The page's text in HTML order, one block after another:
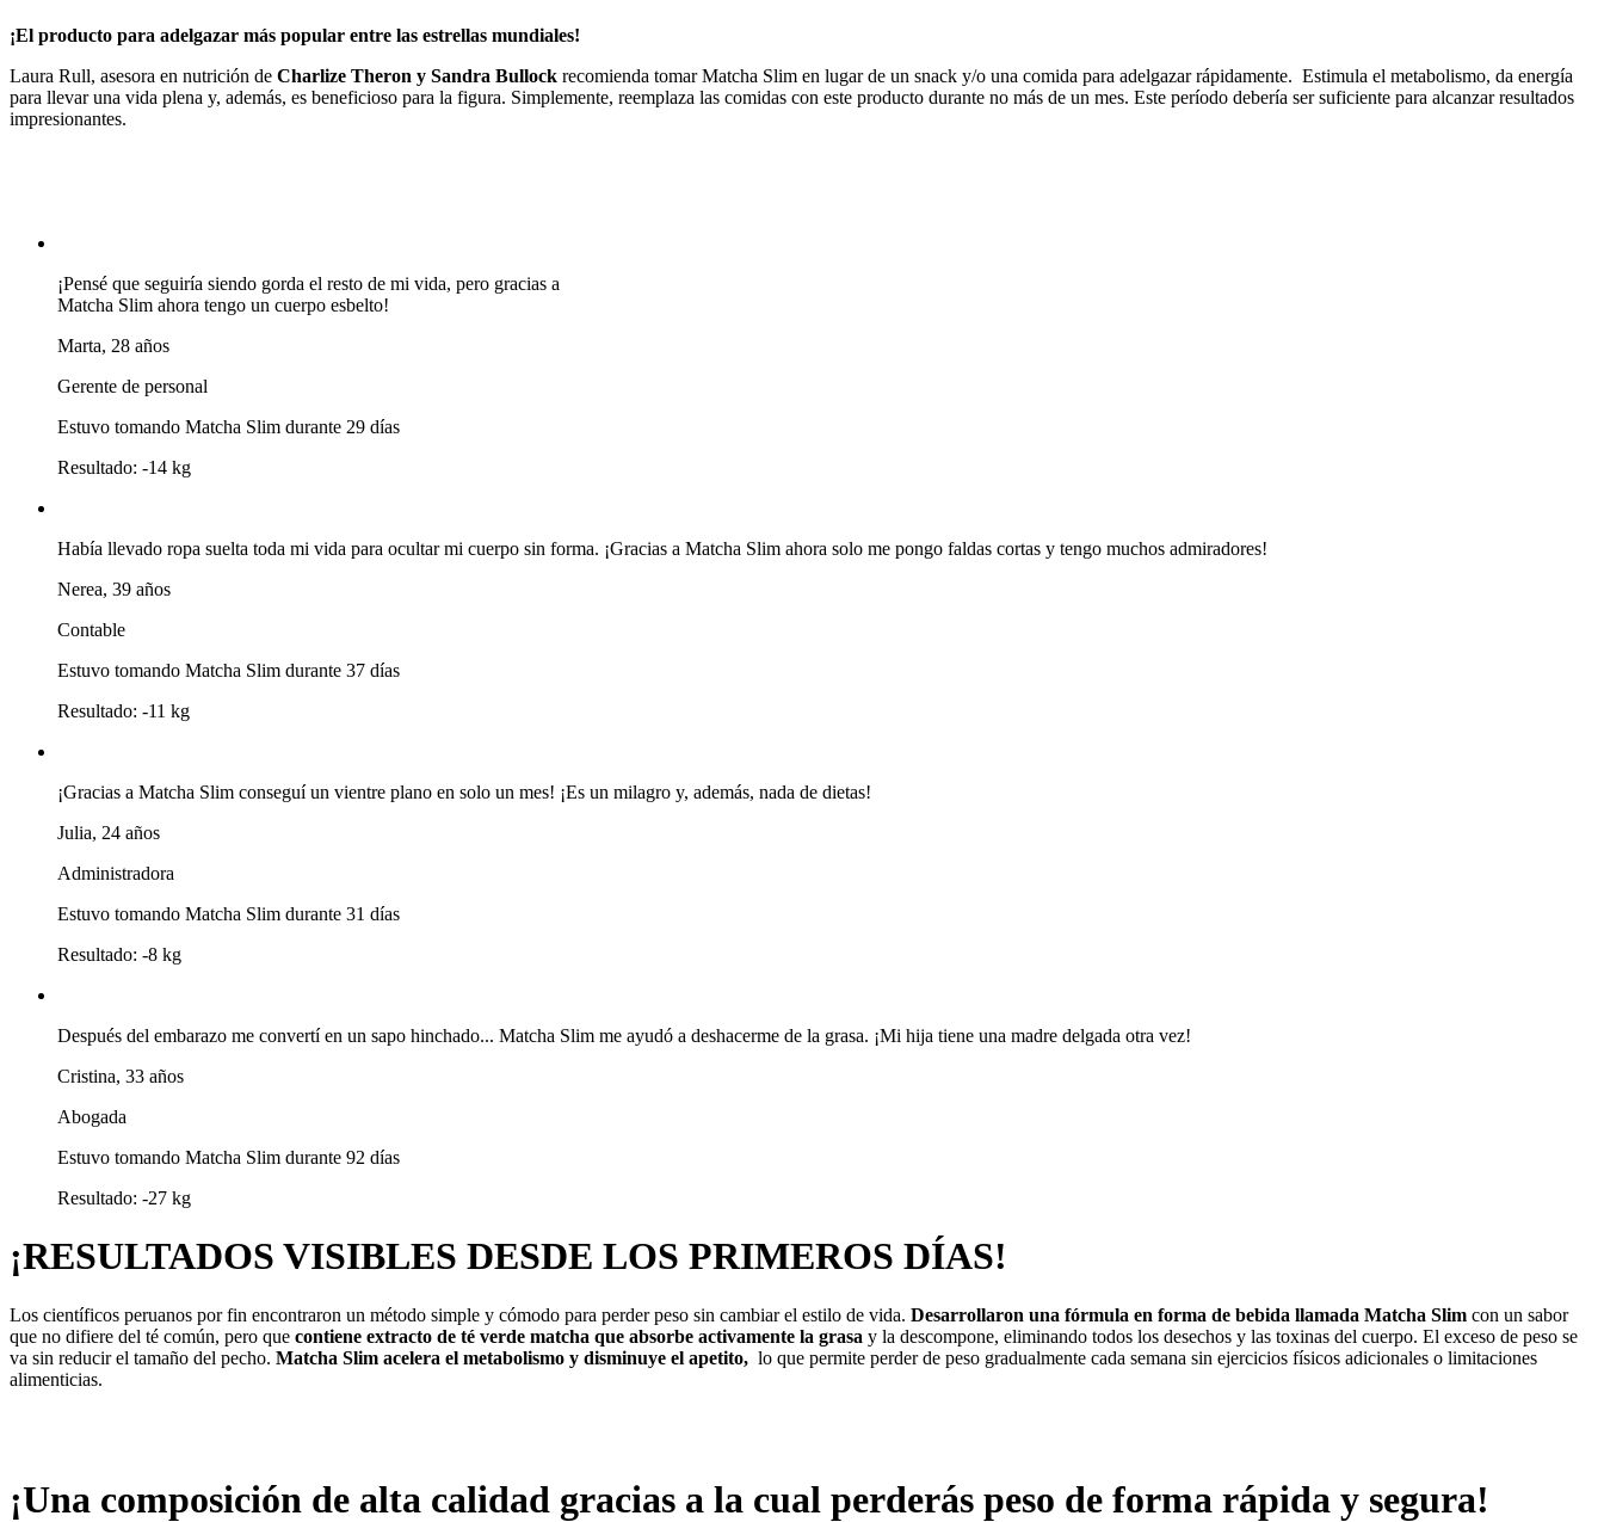
¡El producto para adelgazar más popular entre las estrellas mundiales!
Laura Rull, asesora en nutrición de Charlize Theron y Sandra Bullock recomienda tomar Matcha Slim en lugar de un snack y/o una comida para adelgazar rápidamente. Estimula el metabolismo, da energía
para llevar una vida plena y, además, es beneficioso para la figura. Simplemente, reemplaza las comidas con este producto durante no más de un mes. Este período debería ser suficiente para alcanzar resultados
impresionantes.
¡Pensé que seguiría siendo gorda el resto de mi vida, pero gracias a
Matcha Slim ahora tengo un cuerpo esbelto!
Marta, 28 años
Gerente de personal
Estuvo tomando Matcha Slim durante 29 días
Resultado: -14 kg
Había llevado ropa suelta toda mi vida para ocultar mi cuerpo sin forma. ¡Gracias a Matcha Slim ahora solo me pongo faldas cortas y tengo muchos admiradores!
Nerea, 39 años
Contable
Estuvo tomando Matcha Slim durante 37 días
Resultado: -11 kg
¡Gracias a Matcha Slim conseguí un vientre plano en solo un mes! ¡Es un milagro y, además, nada de dietas!
Julia, 24 años
Administradora
Estuvo tomando Matcha Slim durante 31 días
Resultado: -8 kg
Después del embarazo me convertí en un sapo hinchado... Matcha Slim me ayudó a deshacerme de la grasa. ¡Mi hija tiene una madre delgada otra vez!
Cristina, 33 años
Abogada
Estuvo tomando Matcha Slim durante 92 días
Resultado: -27 kg
¡RESULTADOS VISIBLES DESDE LOS PRIMEROS DÍAS!
Los científicos peruanos por fin encontraron un método simple y cómodo para perder peso sin cambiar el estilo de vida. Desarrollaron una fórmula en forma de bebida llamada Matcha Slim con un sabor
que no difiere del té común, pero que contiene extracto de té verde matcha que absorbe activamente la grasa y la descompone, eliminando todos los desechos y las toxinas del cuerpo. El exceso de peso se
va sin reducir el tamaño del pecho. Matcha Slim acelera el metabolismo y disminuye el apetito, lo que permite perder de peso gradualmente cada semana sin ejercicios físicos adicionales o limitaciones
alimenticias.
¡Una composición de alta calidad gracias a la cual perderás peso de forma rápida y segura!